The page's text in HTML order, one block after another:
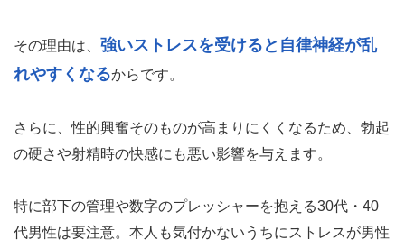
その理由は、 強いストレスを受けると自律神経が乱
れやすくなるからです。
さらに、性的興奮そのものが高まりにくくなるため、勃起
の硬さや射精時の快感にも悪い影響を与えます。
特に部下の管理や数字のプレッシャーを抱える30代・40
代男性は要注意。本人も気付かないうちにストレスが男性